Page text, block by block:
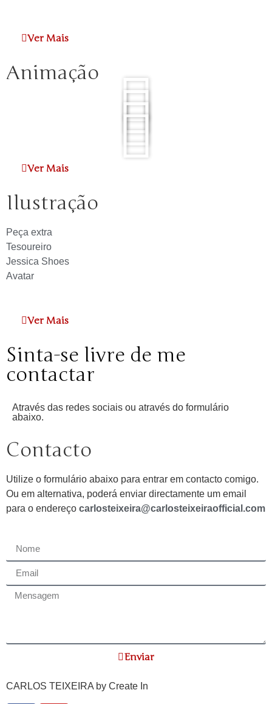
Ver Mais
Animação
Ver Mais
Ilustração
Peça extra
Tesoureiro
Jessica Shoes
Avatar
Ver Mais
Sinta-se livre de me
contactar
Através das redes sociais ou através do formulário
abaixo.
Contacto
Utilize o formulário abaixo para entrar em contacto comigo.
Ou em alternativa, poderá enviar directamente um email
para o endereço carlosteixeira@carlosteixeiraofficial.com
Enviar
CARLOS TEIXEIRA by Create In